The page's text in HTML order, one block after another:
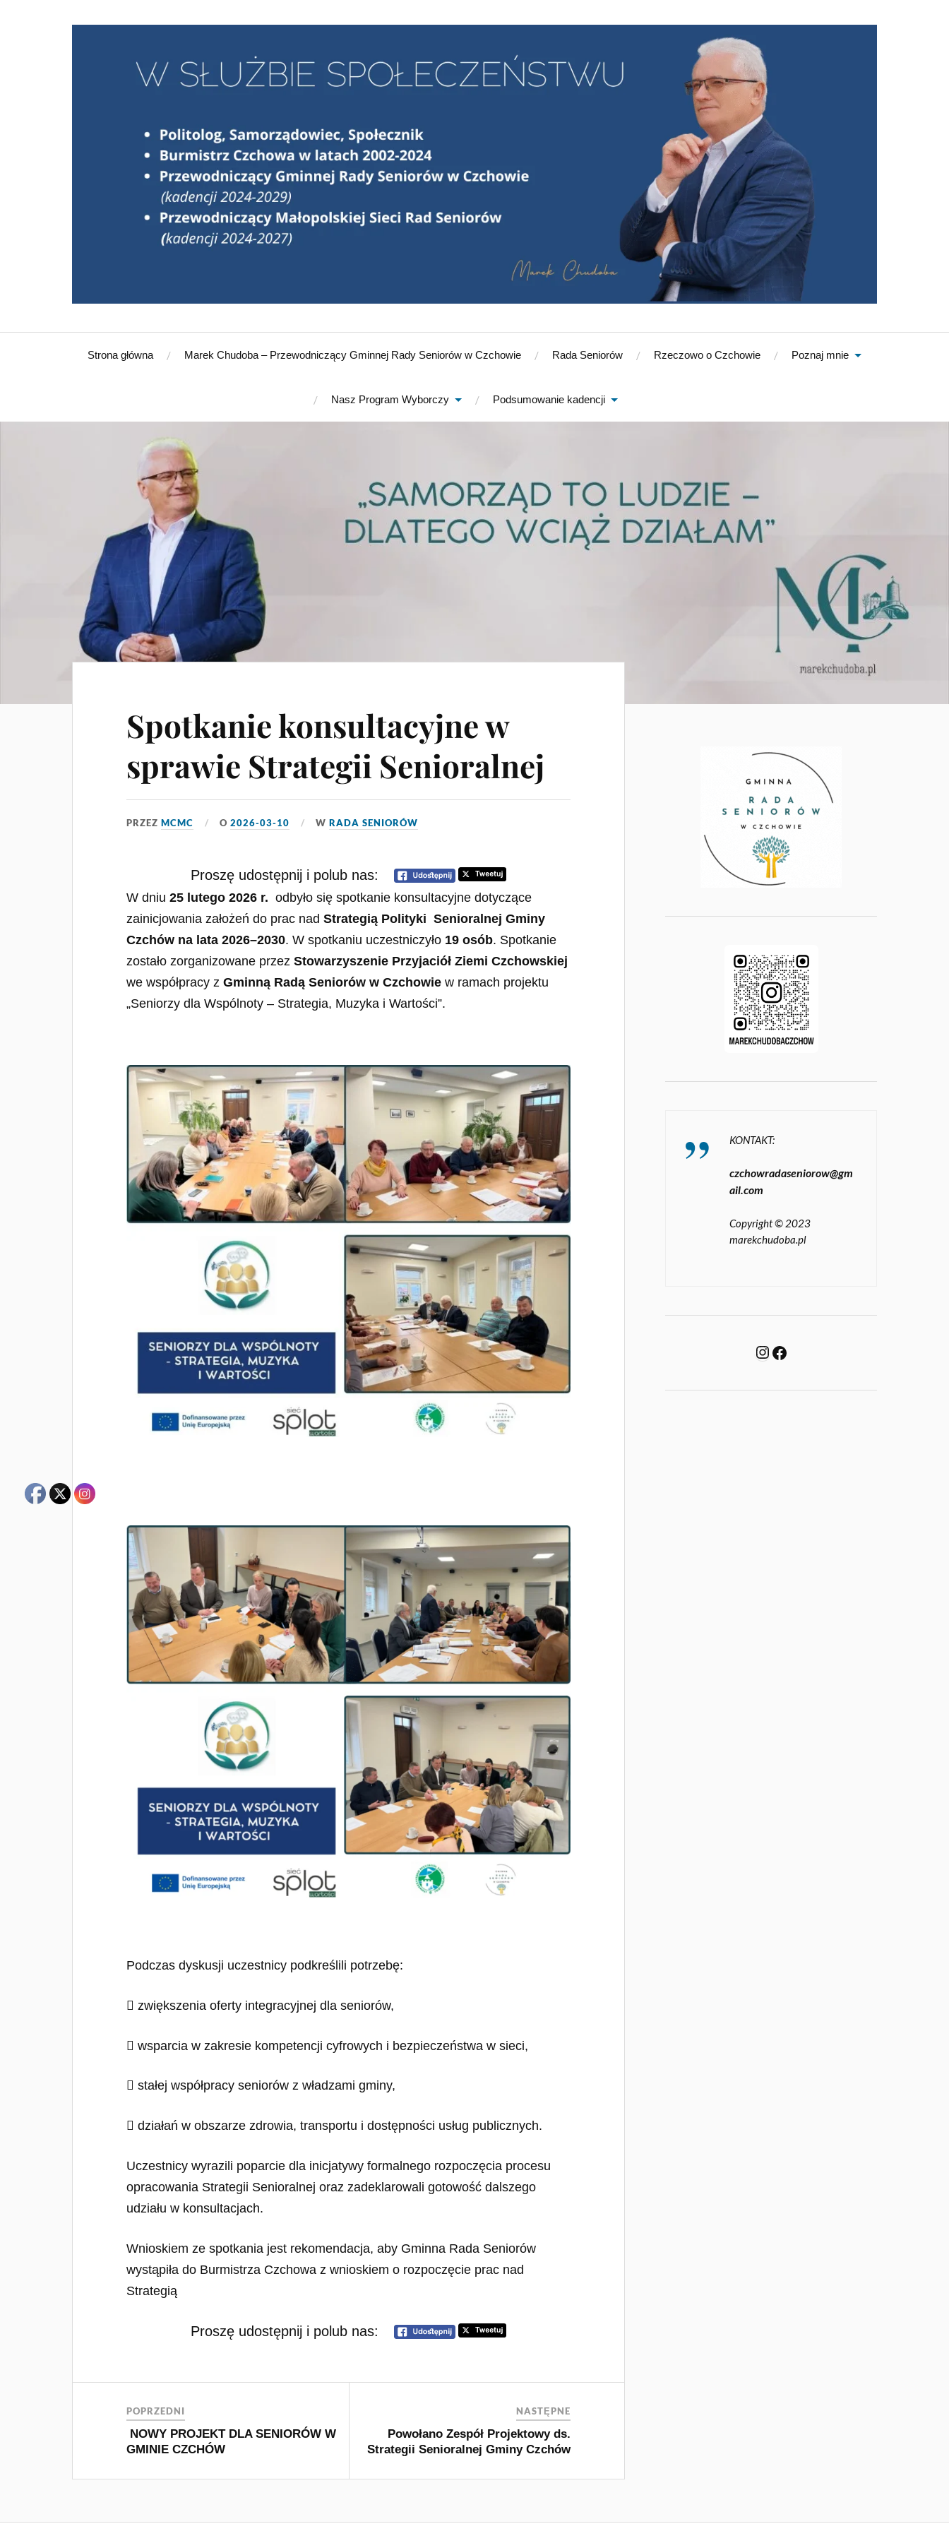
Strona główna Marek Chudoba – Przewodniczący Gminnej Rady Seniorów w Czchowie Rada Seniorów Rzeczowo o Czchowie Poznaj mnie
Nasz Program Wyborczy Podsumowanie kadencji
Spotkanie konsultacyjne w
sprawie Strategii Senioralnej
PRZEZMCMC O2026-03-10 WRADA SENIORÓW
Proszę udostępnij i polub nas:
W dniu25 lutego 2026 r. odbyło się spotkanie konsultacyjne dotyczące
zainicjowania założeń do prac nadStrategią PolitykiSenioralnej Gminy
Czchów na lata 2026–2030. W spotkaniu uczestniczyło 19 osób. Spotkanie
zostało zorganizowane przezStowarzyszenie Przyjaciół Ziemi Czchowskiej
we współpracy zGminną Radą Seniorów w Czchowiew ramach projektu
„Seniorzy dla Wspólnoty – Strategia, Muzyka i Wartości”.
Podczas dyskusji uczestnicy podkreślili potrzebę:
 zwiększenia oferty integracyjnej dla seniorów,
 wsparcia w zakresie kompetencji cyfrowych i bezpieczeństwa w sieci,
 stałej współpracy seniorów z władzami gminy,
 działań w obszarze zdrowia, transportu i dostępności usług publicznych.
Uczestnicy wyrazili poparcie dla inicjatywy formalnego rozpoczęcia procesu
opracowania Strategii Senioralnej oraz zadeklarowali gotowość dalszego
udziału w konsultacjach.
Wnioskiem ze spotkania jest rekomendacja, aby Gminna Rada Seniorów
wystąpiła do Burmistrza Czchowa z wnioskiem o rozpoczęcie prac nad
Strategią
Proszę udostępnij i polub nas:
POPRZEDNI
NOWY PROJEKT DLA SENIORÓW W
GMINIE CZCHÓW
NASTĘPNE
Powołano Zespół Projektowy ds.
Strategii Senioralnej Gminy Czchów
KONTAKT:
czchowradaseniorow@gm
ail.com
Copyright © 2023
marekchudoba.pl